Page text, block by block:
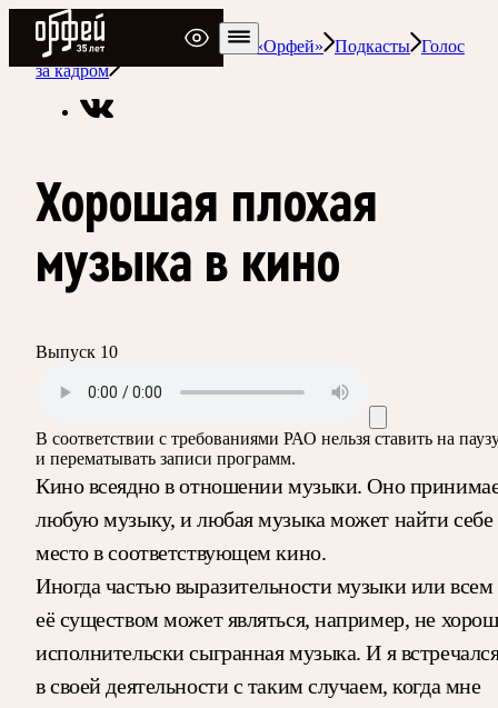
Радио Орфей
Радио классической музыки «Орфей»
Подкасты Голос
за кадром
Хорошая плохая
музыка в кино
Выпуск 10
В соответствии с требованиями РАО нельзя ставить на
и перематывать записи программ.
Кино всеядно в отношении музыки. Оно
любую музыку, и любая музыка может найти себе
место в соответствующем кино.
Иногда частью выразительности музыки или всем
её существом может являться, например, не
исполнительски сыгранная музыка. И я
в своей деятельности с таким случаем, когда мне